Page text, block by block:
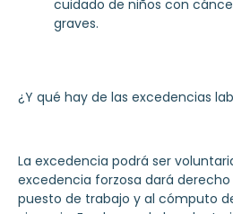
cuidado de niños con
graves.
¿Y qué hay de las excedencias
La excedencia podrá ser
excedencia forzosa dará
puesto de trabajo y al cómputo